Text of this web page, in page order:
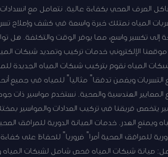
الصرف الصحي بكفاءة عالية. نتعامل مع انسدادات
المياه نمتلك خبرة واسعة في كشف وإصلاح
إلى تكسير واسع، مما يوفر الوقت والتكلفة. هل
موقعنا الإلكتروني خدمات تركيب وتمديد شبكات
المياه نقوم بتركيب شبكات المياه الجديدة
ويضمن تدفقاً مثالياً للمياه في جميع
الهندسية والصحية. نستخدم مواسير ذات
يتخصص فريقنا في تركيب العدادات والمواسير
الهدر. خدمات الصيانة الدورية للمرافق
للمرافق الصحية أمراً ضرورياً للحفاظ على
صيانة شبكات المياه فحص شامل لشبكات